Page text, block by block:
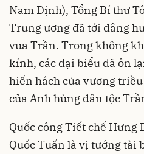
Nam Định), Tổng Bí thư
Trung ương đã tới dâng
vua Trần. Trong không
kính, các đại biểu đã ôn
hiển hách của vương
của Anh hùng dân tộc
Quốc công Tiết chế
Quốc Tuấn là vị tướng tài